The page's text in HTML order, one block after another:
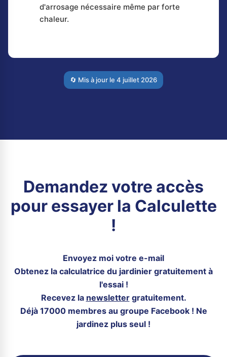
d'arrosage nécessaire même par forte
chaleur.
🔄 Mis à jour le 4 juillet 2026
Demandez votre accès
pour essayer la Calculette
!
Envoyez moi votre e-mail
Obtenez la calculatrice du jardinier gratuitement à
l'essai !
Recevez la newslettergratuitement.
Déjà 17000 membres au groupe Facebook ! Ne
jardinez plus seul !